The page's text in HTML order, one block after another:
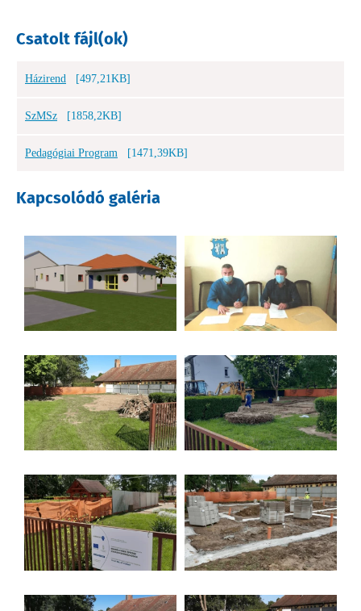
Csatolt fájl(ok)
Házirend [497,21KB]
SzMSz [1858,2KB]
Pedagógiai Program [1471,39KB]
Kapcsolódó galéria